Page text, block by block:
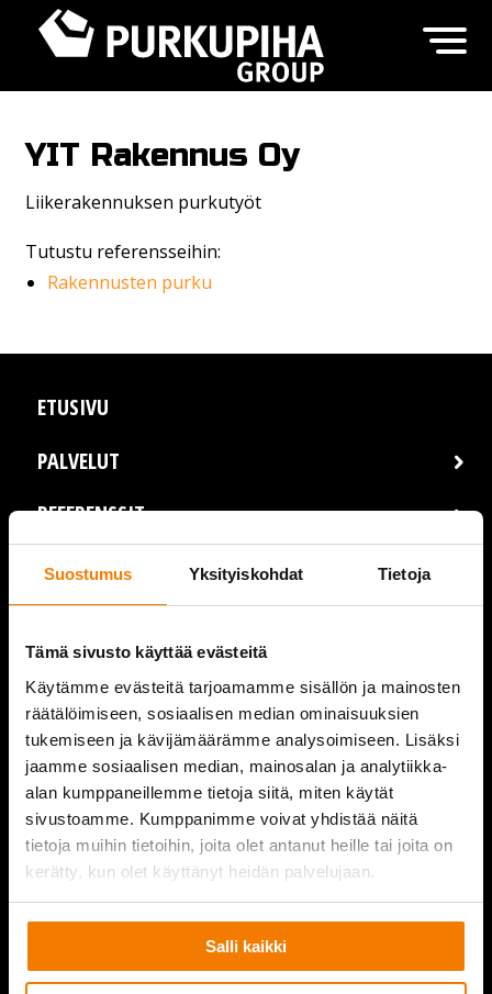
Suostumus Yksityiskohdat Tietoja
Tämä sivusto käyttää evästeitä
Käytämme evästeitä tarjoamamme sisällön ja mainosten
räätälöimiseen, sosiaalisen median ominaisuuksien
tukemiseen ja kävijämäärämme analysoimiseen. Lisäksi
jaamme sosiaalisen median, mainosalan ja analytiikka-
alan kumppaneillemme tietoja siitä, miten käytät
sivustoamme. Kumppanimme voivat yhdistää näitä
tietoja muihin tietoihin, joita olet antanut heille tai joita on
kerätty, kun olet käyttänyt heidän palvelujaan.
Salli kaikki
YIT Rakennus Oy
Liikerakennuksen purkutyöt
Tutustu referensseihin:
Rakennusten purku
ETUSIVU
PALVELUT
REFERENSSIT
AJANKOHTAISTA
YRITYS
YHTEYSTIEDOT
PURKUPIHA